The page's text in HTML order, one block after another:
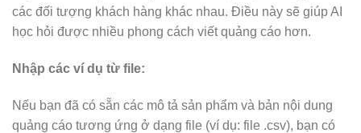
các đối tượng khách hàng khác nhau. Điều này sẽ giúp AI
học hỏi được nhiều phong cách viết quảng cáo hơn.
Nhập các ví dụ từ file:
Nếu bạn đã có sẵn các mô tả sản phẩm và bản nội dung
quảng cáo tương ứng ở dạng file (ví dụ: file .csv), bạn có